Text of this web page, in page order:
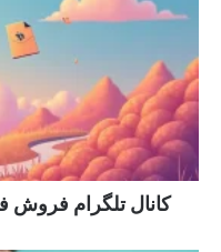
کانال تلگرام فروش